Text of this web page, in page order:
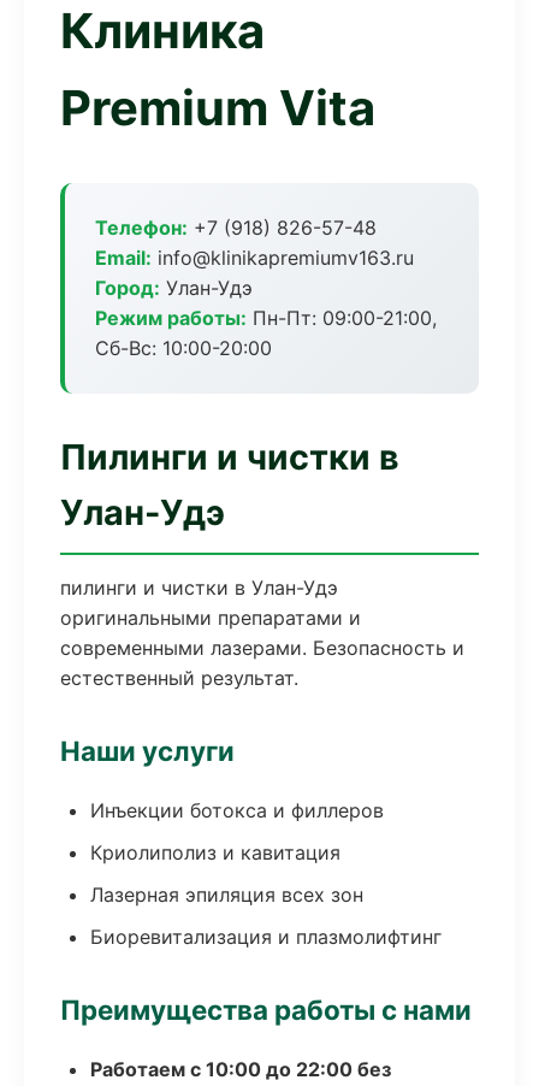
Клиника
Premium Vita
Телефон: +7 (918) 826-57-48
Email: info@klinikapremiumv163.ru
Город: Улан-Удэ
Режим работы: Пн-Пт: 09:00-21:00,
Сб-Вс: 10:00-20:00
Пилинги и чистки в
Улан-Удэ
пилинги и чистки в Улан-Удэ
оригинальными препаратами и
современными лазерами. Безопасность и
естественный результат.
Наши услуги
Инъекции ботокса и филлеров
Криолиполиз и кавитация
Лазерная эпиляция всех зон
Биоревитализация и плазмолифтинг
Преимущества работы с нами
Работаем с 10:00 до 22:00 без